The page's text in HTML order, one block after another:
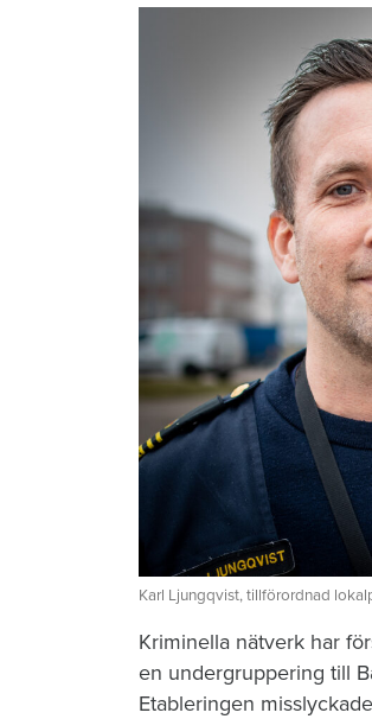
Karl Ljungqvist, tillförordnad
Kriminella nätverk har
en undergruppering till
Etableringen